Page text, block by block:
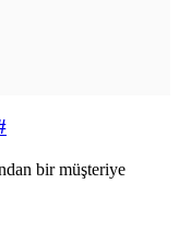
bir müşteriye